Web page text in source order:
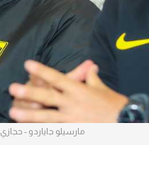
مارسيلو جاياردو - حجازي